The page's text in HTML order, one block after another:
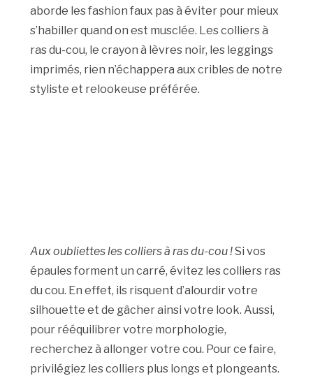
aborde les fashion faux pas à éviter pour mieux
s’habiller quand on est musclée. Les colliers à
ras du-cou, le crayon à lèvres noir, les leggings
imprimés, rien n’échappera aux cribles de notre
styliste et relookeuse préférée.
Aux oubliettes les colliers à ras du-cou !Si vos
épaules forment un carré, évitez les colliers ras
du cou. En effet, ils risquent d’alourdir votre
silhouette et de gâcher ainsi votre look. Aussi,
pour rééquilibrer votre morphologie,
recherchez à allonger votre cou. Pour ce faire,
privilégiez les colliers plus longs et plongeants.